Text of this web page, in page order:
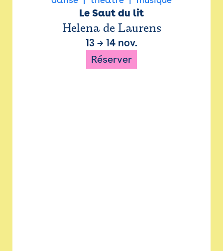
Le Saut du lit
Helena de Laurens
13 → 14 nov.
Réserver